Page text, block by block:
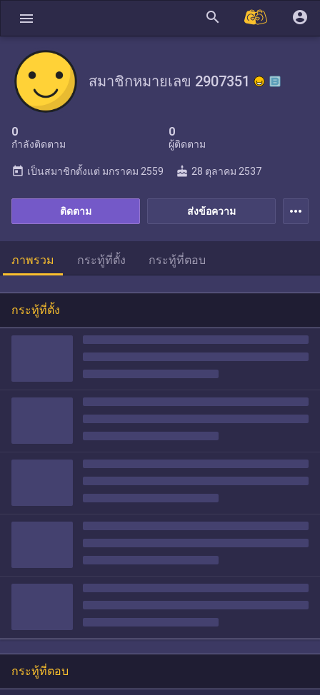
menu search account_circle
สมาชิกหมายเลข 2907351
0
กำลังติดตาม
0
ผู้ติดตาม
ส่งข้อความ
ติดตาม
today เป็นสมาชิกตั้งแต่ มกราคม 2559 cake 28 ตุลาคม 2537
more_horiz
ภาพรวม กระทู้ที่ตั้ง กระทู้ที่ตอบ
กระทู้ที่ตั้ง
กระทู้ที่ตอบ